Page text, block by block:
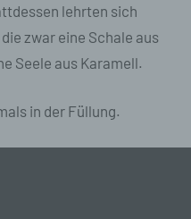
lehrten sich
zwar eine Schale aus
Seele aus Karamell.
in der Füllung.
eines bestimmten
dem Unionsrecht
Daten
juristische
oder andere